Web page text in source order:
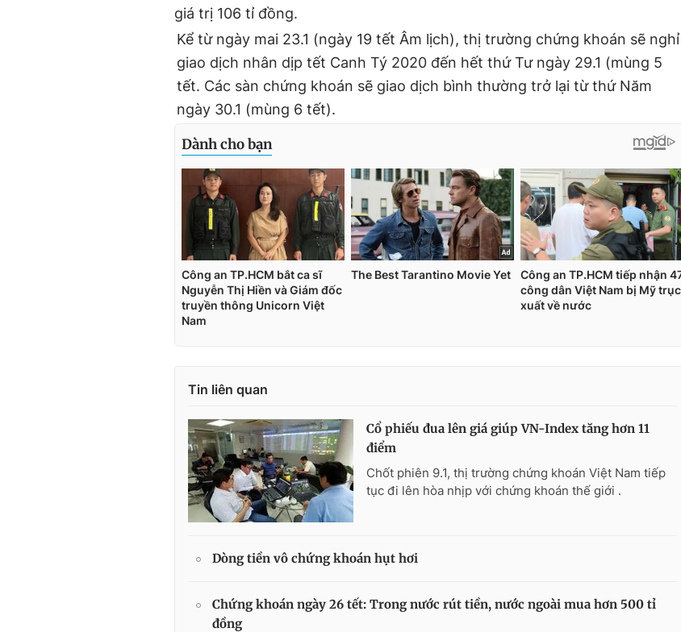
giá trị 106 tỉ đồng.
Kể từ ngày mai 23.1 (ngày 19 tết Âm lịch), thị trường chứng khoán sẽ nghỉ
giao dịch nhân dịp tết Canh Tý 2020 đến hết thứ Tư ngày 29.1 (mùng 5
tết. Các sàn chứng khoán sẽ giao dịch bình thường trở lại từ thứ Năm
ngày 30.1 (mùng 6 tết).
Tin liên quan
Cổ phiếu đua lên giá giúp VN-Index tăng hơn 11
điểm
Chốt phiên 9.1, thị trường chứng khoán Việt Nam tiếp
tục đi lên hòa nhịp với chứng khoán thế giới .
Dòng tiền vô chứng khoán hụt hơi
Chứng khoán ngày 26 tết: Trong nước rút tiền, nước ngoài mua hơn 500 tỉ
đồng